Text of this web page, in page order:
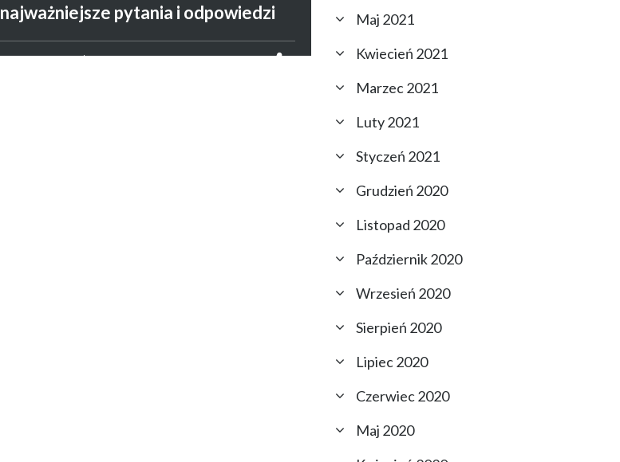
najważniejsze pytania i odpowiedzi
Maj 2021
Kwiecień 2021
Marzec 2021
Luty 2021
Styczeń 2021
Grudzień 2020
Listopad 2020
Październik 2020
Wrzesień 2020
Sierpień 2020
Lipiec 2020
Czerwiec 2020
Maj 2020